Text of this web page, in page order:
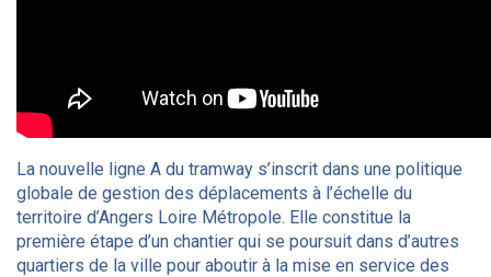
La nouvelle ligne A du tramway s’inscrit dans une politique
globale de gestion des déplacements à l’échelle du
territoire d’Angers Loire Métropole. Elle constitue la
première étape d’un chantier qui se poursuit dans d’autres
quartiers de la ville pour aboutir à la mise en service des